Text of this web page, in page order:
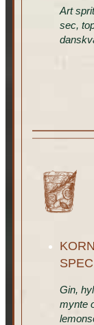
Art
sec,
KORN
Gin,
mynte